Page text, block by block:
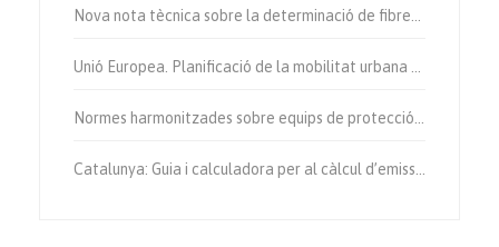
Nova nota tècnica sobre la determinació de fibres d’amiant a l’aire.
Unió Europea. Planificació de la mobilitat urbana sostenible.
Normes harmonitzades sobre equips de protecció individual.
Catalunya: Guia i calculadora per al càlcul d’emissions de gases amb efecte d’hivernacle.